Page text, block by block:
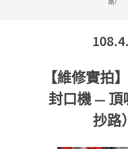
路）
【維修實拍
封口機 — 頂
抄路）